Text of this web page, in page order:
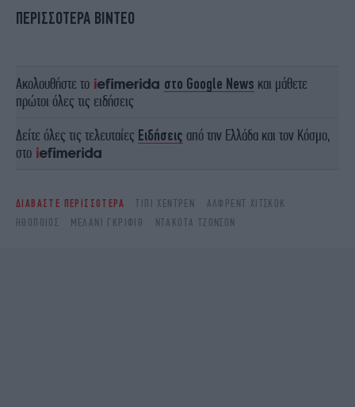
ΠΕΡΙΣΣΟΤΕΡΑ ΒΙΝΤΕΟ
Ακολουθήστε το στο Google News και μάθετε
πρώτοι όλες τις ειδήσεις
Δείτε όλες τις τελευταίες Ειδήσεις από την Ελλάδα και τον Κόσμο,
στο
ΔΙΑΒΑΣΤΕ ΠΕΡΙΣΣΟΤΕΡΑ ΤΊΠΙ ΧΈΝΤΡΕΝ
ΆΛΦΡΕΝΤ ΧΊΤΣΚΟΚ
ΗΘΟΠΟΙΌΣ
ΜΈΛΑΝΙ ΓΚΡΊΦΙΘ ΝΤΑΚΌΤΑ ΤΖΌΝΣΟΝ